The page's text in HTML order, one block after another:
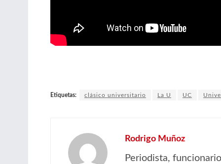
Etiquetas: clásico universitario La U UC
Rodrigo Muñoz
Periodista,